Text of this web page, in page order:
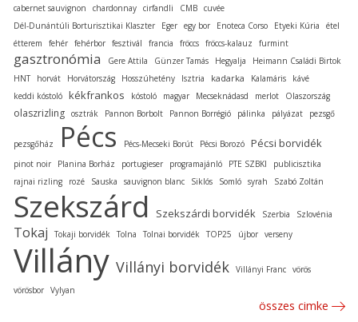
cabernet sauvignon chardonnay cirfandli CMB cuvée
Dél-Dunántúli Borturisztikai Klaszter
Eger egy bor Enoteca Corso Etyeki Kúria
étel
étterem
fehér fehérbor fesztivál francia fröccs fröccs-kalauz furmint
gasztronómia Gere Attila Günzer Tamás Hegyalja
Heimann Családi Birtok
HNT
horvát Horvátország Hosszúhetény Isztria kadarka Kalamáris
kávé
keddi kóstoló kékfrankos kóstoló magyar Mecseknádasd merlot Olaszország
olaszrizling osztrák Pannon Borbolt Pannon Borrégió pálinka pályázat pezsgő
pezsgőház Pécs Pécs-Mecseki Borút Pécsi Borozó Pécsi borvidék
pinot noir Planina Borház portugieser programajánló PTE SZBKI
publicisztika
rajnai rizling
rozé Sauska sauvignon blanc Siklós Somló syrah Szabó Zoltán
Szekszárd Szekszárdi borvidék Szerbia Szlovénia
Tokaj Tokaji borvidék Tolna Tolnai borvidék TOP25 újbor verseny
Villány Villányi borvidék Villányi Franc vörös
vörösbor Vylyan
összes cimke